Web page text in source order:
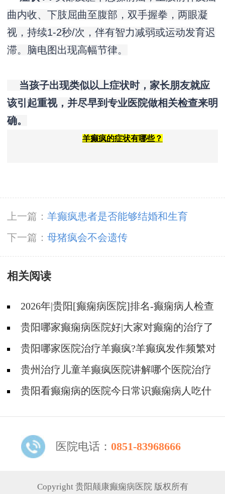
曲内收、下肢屈曲至腹部，双手握拳，两眼凝
视，持续1-2秒/次，伴有智力减弱或运动发育迟
滞。脑电图出现高幅节律。
当孩子出现类似以上症状时，家长朋友就应
该引起重视，并尽早到专业医院做相关检查来明
确。
羊癫疯的症状有哪些？
上一篇： 羊癫疯患者是否能够结婚和生育
下一篇： 母猪疯会不会遗传
相关阅读
2026年|贵阳[癫痫病医院]排名-癫痫病人检查
对身体有影响吗?
贵阳哪家癫痫病医院好|大家对癫痫的治疗了
解吗?贵阳哪家医院治疗羊癫疯?羊癫疯发作频繁对
身体有什么危害?
贵州治疗儿童羊癫疯医院讲解哪个医院治疗
羊儿疯好?
贵阳看癫痫病的医院今日常识癫痫病人吃什
医院电话： 0851-83968666
Copyright 贵阳颠康癫痫病医院 版权所有